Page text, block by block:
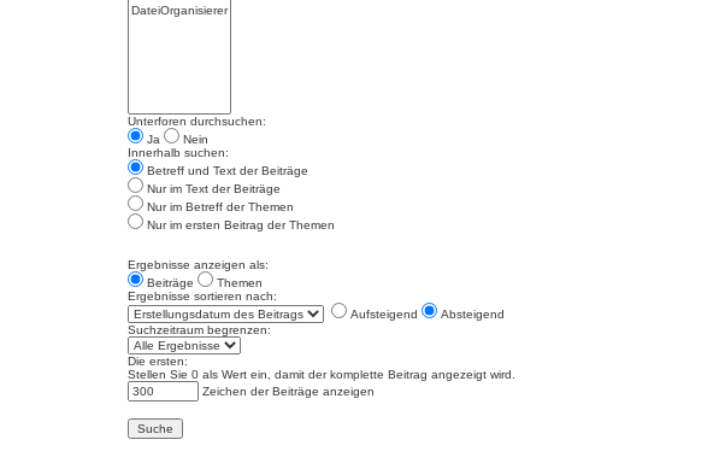
Unterforen durchsuchen:
Ja
Nein
Innerhalb suchen:
Betreff und Text der Beiträge
Nur im Text der Beiträge
Nur im Betreff der Themen
Nur im ersten Beitrag der Themen
Ergebnisse anzeigen als:
Beiträge
Themen
Ergebnisse sortieren nach:
Aufsteigend
Absteigend
Suchzeitraum begrenzen:
Die ersten:
Stellen Sie 0 als Wert ein, damit der komplette Beitrag angezeigt wird.
Zeichen der Beiträge anzeigen